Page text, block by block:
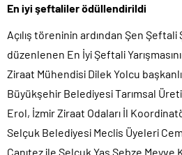
En iyi şeftaliler ödüllendirildi
Açılış töreninin ardından Şen Şeftali
düzenlenen En İyi Şeftali
Ziraat Mühendisi Dilek Yolcu
Büyükşehir Belediyesi Tarımsal
Erol, İzmir Ziraat Odaları İl
Selçuk Belediyesi Meclis Üyeleri
Canıtez ile Selçuk Yaş Sebze Meyve